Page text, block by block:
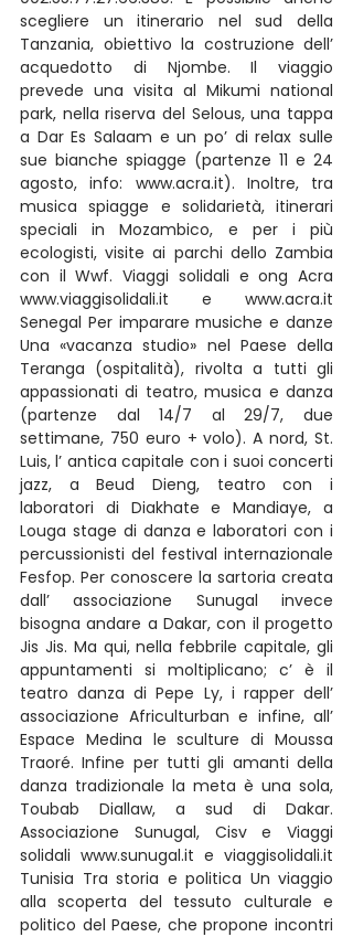
scegliere un itinerario nel sud della
Tanzania, obiettivo la costruzione dell’
acquedotto di Njombe. Il viaggio
prevede una visita al Mikumi national
park, nella riserva del Selous, una tappa
a Dar Es Salaam e un po’ di relax sulle
sue bianche spiagge (partenze 11 e 24
agosto, info: www.acra.it). Inoltre, tra
musica spiagge e solidarietà, itinerari
speciali in Mozambico, e per i più
ecologisti, visite ai parchi dello Zambia
con il Wwf. Viaggi solidali e ong Acra
www.viaggisolidali.it e www.acra.it
Senegal Per imparare musiche e danze
Una «vacanza studio» nel Paese della
Teranga (ospitalità), rivolta a tutti gli
appassionati di teatro, musica e danza
(partenze dal 14/7 al 29/7, due
settimane, 750 euro + volo). A nord, St.
Luis, l’ antica capitale con i suoi concerti
jazz, a Beud Dieng, teatro con i
laboratori di Diakhate e Mandiaye, a
Louga stage di danza e laboratori con i
percussionisti del festival internazionale
Fesfop. Per conoscere la sartoria creata
dall’ associazione Sunugal invece
bisogna andare a Dakar, con il progetto
Jis Jis. Ma qui, nella febbrile capitale, gli
appuntamenti si moltiplicano; c’ è il
teatro danza di Pepe Ly, i rapper dell’
associazione Africulturban e infine, all’
Espace Medina le sculture di Moussa
Traoré. Infine per tutti gli amanti della
danza tradizionale la meta è una sola,
Toubab Diallaw, a sud di Dakar.
Associazione Sunugal, Cisv e Viaggi
solidali www.sunugal.it e viaggisolidali.it
Tunisia Tra storia e politica Un viaggio
alla scoperta del tessuto culturale e
politico del Paese, che propone incontri